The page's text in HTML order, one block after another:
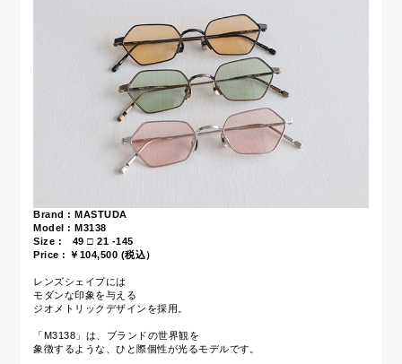
Brand : MASTUDA
Model : M3138
Size : 49 □ 21 -145
Price : ￥104,500 (税込）
レンズシェイプには
モダンな印象を与える
ジオメトリックデザインを採用。
「M3138」は、ブランドの世界観を
象徴するような、ひと際個性が光るモデルです。